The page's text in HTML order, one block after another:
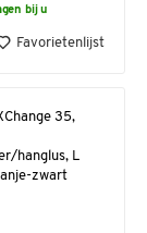
bij u
Favorietenlijst
35,
hanglus, L
zwart